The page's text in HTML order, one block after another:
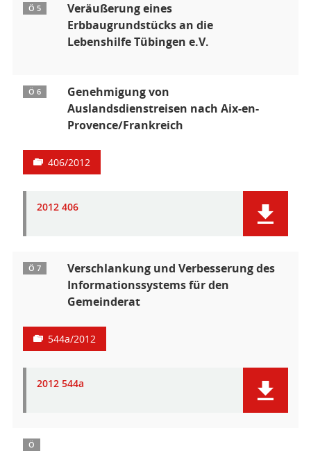
Ö 5
Veräußerung eines
Erbbaugrundstücks an die
Lebenshilfe Tübingen e.V.
Ö 6
Genehmigung von
Auslandsdienstreisen nach Aix-en-
Provence/Frankreich
406/2012
2012 406
Ö 7
Verschlankung und Verbesserung des
Informationssystems für den
Gemeinderat
544a/2012
2012 544a
Ö